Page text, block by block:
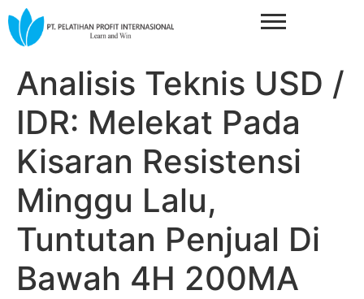
Analisis Teknis USD /
IDR: Melekat Pada
Kisaran Resistensi
Minggu Lalu,
Tuntutan Penjual Di
Bawah 4H 200MA